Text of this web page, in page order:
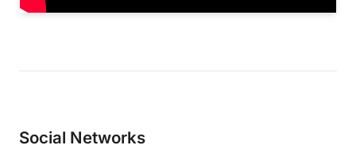
Social Networks